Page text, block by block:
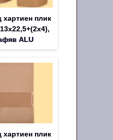
хартиен плик
ALU
хартиен плик